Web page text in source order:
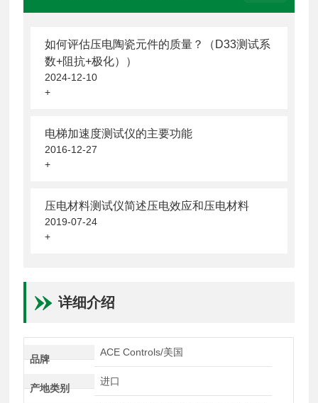
如何评估压电陶瓷元件的质量？（D33测试系
数+阻抗+极化））
2024-12-10
+
电梯加速度测试仪的主要功能
2016-12-27
+
压电材料测试仪简述压电效应和压电材料
2019-07-24
+
详细介绍
品牌
ACE Controls/美国
产地类别
进口